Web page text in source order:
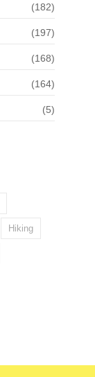
(182)
(197)
(168)
(164)
(5)
Hiking